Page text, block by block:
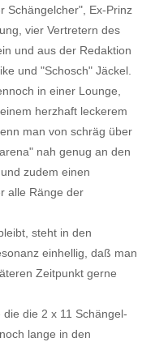
Schängelcher", Ex-Prinz
vier Vertretern des
und aus der Redaktion
und "Schosch" Jäckel.
in einer Lounge,
herzhaft leckerem
man von schräg über
nah genug an den
zudem einen
alle Ränge der
steht in den
einhellig, daß man
Zeitpunkt gerne
die 2 x 11 Schängel-
lange in den